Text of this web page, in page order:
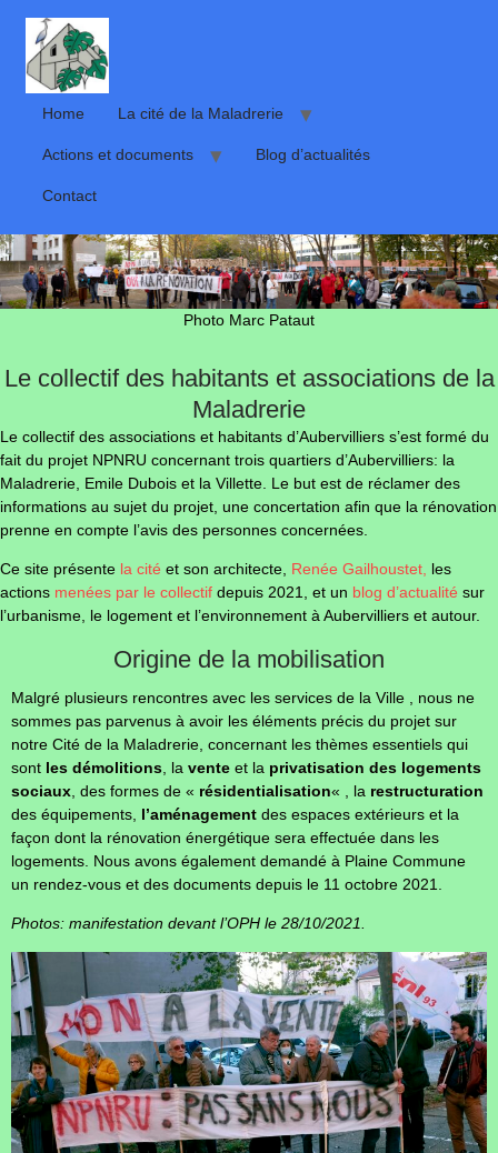
Home La cité de la Maladrerie
Actions et documents Blog d’actualités
Contact
Photo Marc Pataut
Le collectif des habitants et associations de la
Maladrerie
Le collectif des associations et habitants d’Aubervilliers s’est formé du
fait du projet NPNRU concernant trois quartiers d’Aubervilliers: la
Maladrerie, Emile Dubois et la Villette. Le but est de réclamer des
informations au sujet du projet, une concertation afin que la rénovation
prenne en compte l’avis des personnes concernées.
Ce site présente la cité et son architecte, Renée Gailhoustet, les
actions menées par le collectif depuis 2021, et un blog d’actualité sur
l’urbanisme, le logement et l’environnement à Aubervilliers et autour.
Origine de la mobilisation
Malgré plusieurs rencontres avec les services de la Ville , nous ne
sommes pas parvenus à avoir les éléments précis du projet sur
notre Cité de la Maladrerie, concernant les thèmes essentiels qui
sont les démolitions , la vente et la privatisation des logements
sociaux , des formes de « résidentialisation« , la restructuration
des équipements, l’aménagement des espaces extérieurs et la
façon dont la rénovation énergétique sera effectuée dans les
logements. Nous avons également demandé à Plaine Commune
un rendez-vous et des documents depuis le 11 octobre 2021.
Photos: manifestation devant l’OPH le 28/10/2021.